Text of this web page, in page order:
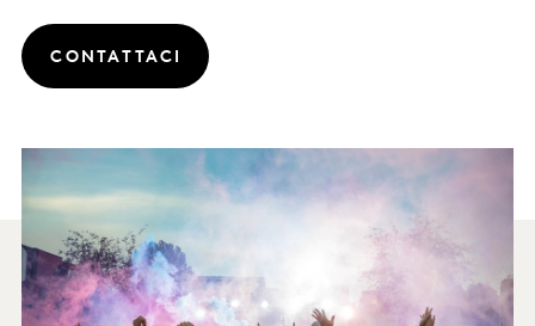
CONTATTACI